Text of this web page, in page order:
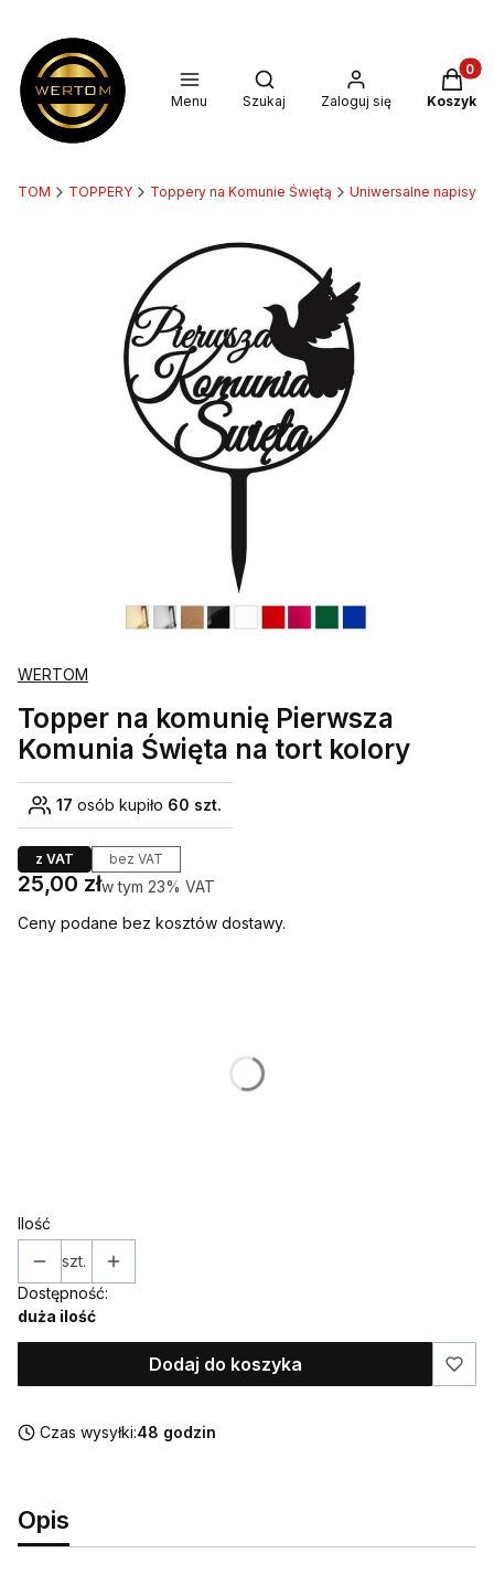
Menu
Otwórz wyszukiwarkę
Szukaj Zaloguj się Koszyk
TOPPERY Toppery na Komunie Świętą Uniwersalne napisy
WERTOM
Topper na komunię Pierwsza
Komunia Święta na tort kolory
17 osób kupiło 60 szt.
z VAT bez VAT
Cena
25,00 złw tym 23% VAT
w tym 23% VAT
Ceny podane bez kosztów dostawy.
Ilość
szt.
Dostępność:
duża ilość
Dodaj do koszyka
Czas wysyłki:48 godzin
Opis